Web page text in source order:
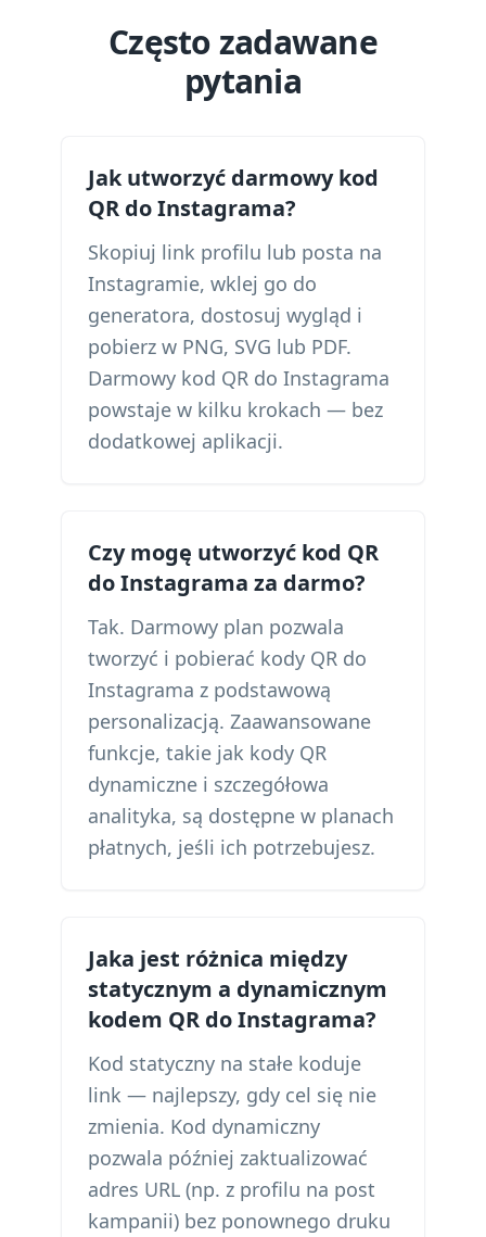
Często zadawane
pytania
Jak utworzyć darmowy kod
QR do Instagrama?
Skopiuj link profilu lub posta na
Instagramie, wklej go do
generatora, dostosuj wygląd i
pobierz w PNG, SVG lub PDF.
Darmowy kod QR do Instagrama
powstaje w kilku krokach — bez
dodatkowej aplikacji.
Czy mogę utworzyć kod QR
do Instagrama za darmo?
Tak. Darmowy plan pozwala
tworzyć i pobierać kody QR do
Instagrama z podstawową
personalizacją. Zaawansowane
funkcje, takie jak kody QR
dynamiczne i szczegółowa
analityka, są dostępne w planach
płatnych, jeśli ich potrzebujesz.
Jaka jest różnica między
statycznym a dynamicznym
kodem QR do Instagrama?
Kod statyczny na stałe koduje
link — najlepszy, gdy cel się nie
zmienia. Kod dynamiczny
pozwala później zaktualizować
adres URL (np. z profilu na post
kampanii) bez ponownego druku